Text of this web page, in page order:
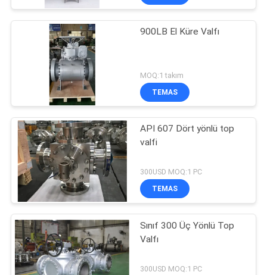
900LB El Küre Valfı
MOQ:1 takım
TEMAS
API 607 Dört yönlü top
valfi
300USD MOQ:1 PC
TEMAS
Sınıf 300 Üç Yönlü Top
Valfı
300USD MOQ:1 PC